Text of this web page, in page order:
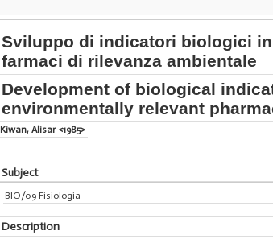
Sviluppo di indicatori biologici
farmaci di rilevanza ambientale
Development of biological
environmentally relevant
Kiwan, Alisar <1985>
Subject
BIO/09 Fisiologia
Description